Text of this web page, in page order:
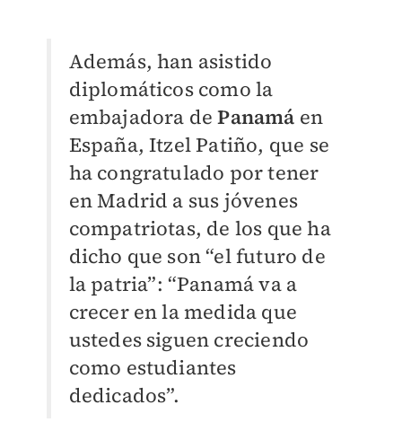
Además, han asistido
diplomáticos como la
embajadora dePanamá en
España, Itzel Patiño, que se
ha congratulado por tener
en Madrid a sus jóvenes
compatriotas, de los que ha
dicho que son “el futuro de
la patria”: “Panamá va a
crecer en la medida que
ustedes siguen creciendo
como estudiantes
dedicados”.